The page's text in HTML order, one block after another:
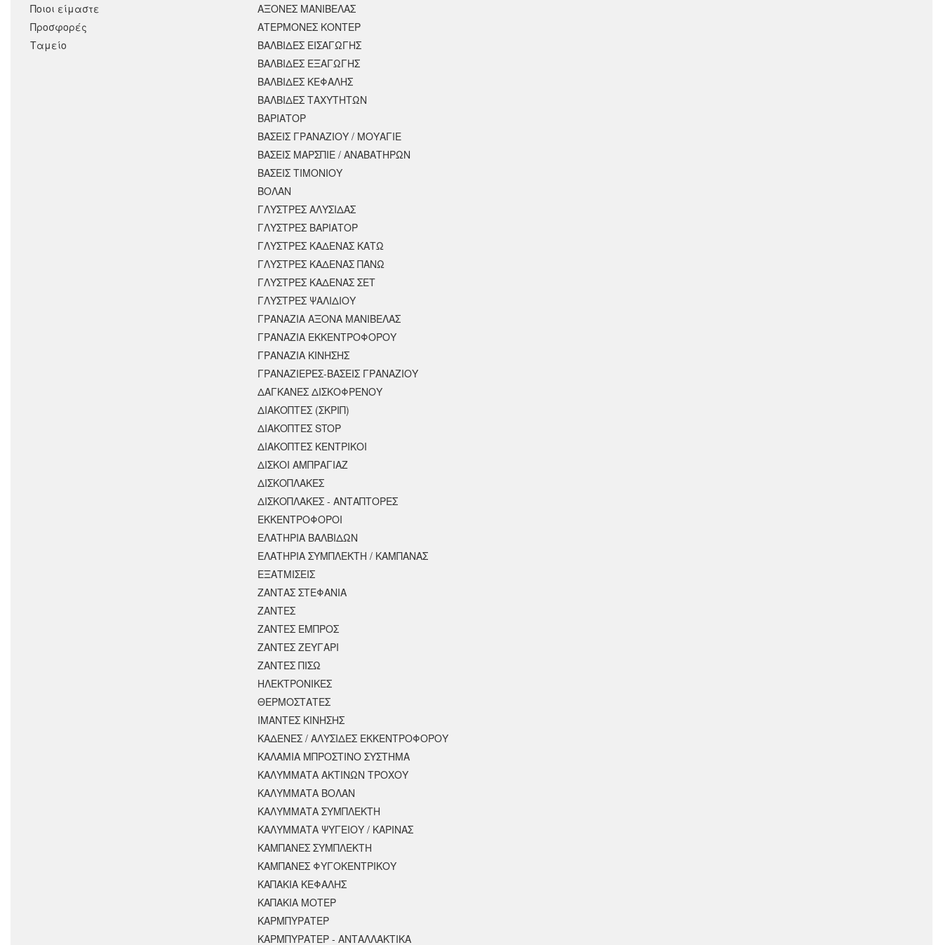
Ποιοι είμαστε
Προσφορές
Ταμείο
ΑΞΟΝΕΣ ΜΑΝΙΒΕΛΑΣ
ΑΤΕΡΜΟΝΕΣ ΚΟΝΤΕΡ
ΒΑΛΒΙΔΕΣ ΕΙΣΑΓΩΓΗΣ
ΒΑΛΒΙΔΕΣ ΕΞΑΓΩΓΗΣ
ΒΑΛΒΙΔΕΣ ΚΕΦΑΛΗΣ
ΒΑΛΒΙΔΕΣ ΤΑΧΥΤΗΤΩΝ
ΒΑΡΙΑΤΟΡ
ΒΑΣΕΙΣ ΓΡΑΝΑΖΙΟΥ / ΜΟΥΑΓΙΕ
ΒΑΣΕΙΣ ΜΑΡΣΠΙΕ / ΑΝΑΒΑΤΗΡΩΝ
ΒΑΣΕΙΣ ΤΙΜΟΝΙΟΥ
ΒΟΛΑΝ
ΓΛΥΣΤΡΕΣ ΑΛΥΣΙΔΑΣ
ΓΛΥΣΤΡΕΣ ΒΑΡΙΑΤΟΡ
ΓΛΥΣΤΡΕΣ ΚΑΔΕΝΑΣ ΚΑΤΩ
ΓΛΥΣΤΡΕΣ ΚΑΔΕΝΑΣ ΠΑΝΩ
ΓΛΥΣΤΡΕΣ ΚΑΔΕΝΑΣ ΣΕΤ
ΓΛΥΣΤΡΕΣ ΨΑΛΙΔΙΟΥ
ΓΡΑΝΑΖΙΑ ΑΞΟΝΑ ΜΑΝΙΒΕΛΑΣ
ΓΡΑΝΑΖΙΑ ΕΚΚΕΝΤΡΟΦΟΡΟΥ
ΓΡΑΝΑΖΙΑ ΚΙΝΗΣΗΣ
ΓΡΑΝΑΖΙΕΡΕΣ-ΒΑΣΕΙΣ ΓΡΑΝΑΖΙΟΥ
ΔΑΓΚΑΝΕΣ ΔΙΣΚΟΦΡΕΝΟΥ
ΔΙΑΚΟΠΤΕΣ (ΣΚΡΙΠ)
ΔΙΑΚΟΠΤΕΣ STOP
ΔΙΑΚΟΠΤΕΣ ΚΕΝΤΡΙΚΟΙ
ΔΙΣΚΟΙ ΑΜΠΡΑΓΙΑΖ
ΔΙΣΚΟΠΛΑΚΕΣ
ΔΙΣΚΟΠΛΑΚΕΣ - ΑΝΤΑΠΤΟΡΕΣ
ΕΚΚΕΝΤΡΟΦΟΡΟΙ
ΕΛΑΤΗΡΙΑ ΒΑΛΒΙΔΩΝ
ΕΛΑΤΗΡΙΑ ΣΥΜΠΛΕΚΤΗ / ΚΑΜΠΑΝΑΣ
ΕΞΑΤΜΙΣΕΙΣ
ΖΑΝΤΑΣ ΣΤΕΦΑΝΙΑ
ΖΑΝΤΕΣ
ΖΑΝΤΕΣ ΕΜΠΡΟΣ
ΖΑΝΤΕΣ ΖΕΥΓΑΡΙ
ΖΑΝΤΕΣ ΠΙΣΩ
ΗΛΕΚΤΡΟΝΙΚΕΣ
ΘΕΡΜΟΣΤΑΤΕΣ
ΙΜΑΝΤΕΣ ΚΙΝΗΣΗΣ
ΚΑΔΕΝΕΣ / ΑΛΥΣΙΔΕΣ ΕΚΚΕΝΤΡΟΦΟΡΟΥ
ΚΑΛΑΜΙΑ ΜΠΡΟΣΤΙΝΟ ΣΥΣΤΗΜΑ
ΚΑΛΥΜΜΑΤΑ ΑΚΤΙΝΩΝ ΤΡΟΧΟΥ
ΚΑΛΥΜΜΑΤΑ ΒΟΛΑΝ
ΚΑΛΥΜΜΑΤΑ ΣΥΜΠΛΕΚΤΗ
ΚΑΛΥΜΜΑΤΑ ΨΥΓΕΙΟΥ / ΚΑΡΙΝΑΣ
ΚΑΜΠΑΝΕΣ ΣΥΜΠΛΕΚΤΗ
ΚΑΜΠΑΝΕΣ ΦΥΓΟΚΕΝΤΡΙΚΟΥ
ΚΑΠΑΚΙΑ ΚΕΦΑΛΗΣ
ΚΑΠΑΚΙΑ ΜΟΤΕΡ
ΚΑΡΜΠΥΡΑΤΕΡ
ΚΑΡΜΠΥΡΑΤΕΡ - ΑΝΤΑΛΛΑΚΤΙΚΑ